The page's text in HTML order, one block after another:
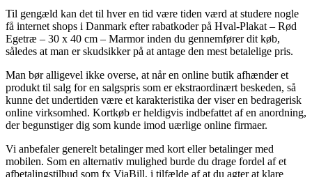
Til gengæld kan det til hver en tid være tiden værd at studere nogle
få internet shops i Danmark efter rabatkoder på Hval-Plakat – Rød
Egetræ – 30 x 40 cm – Marmor inden du gennemfører dit køb,
således at man er skudsikker på at antage den mest betalelige pris.
Man bør alligevel ikke overse, at når en online butik afhænder et
produkt til salg for en salgspris som er ekstraordinært beskeden, så
kunne det undertiden være et karakteristika der viser en bedragerisk
online virksomhed. Kortkøb er heldigvis indbefattet af en anordning,
der begunstiger dig som kunde imod uærlige online firmaer.
Vi anbefaler generelt betalinger med kort eller betalinger med
mobilen. Som en alternativ mulighed burde du drage fordel af et
afbetalingstilbud som fx ViaBill, i tilfælde af at du agter at klare